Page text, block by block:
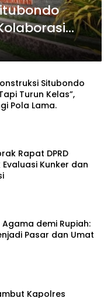
Kekuasaan
Situbondo
Turun Kelas”,
Pola Lama.
Rapat DPRD
Kunker dan
demi Rupiah:
Pasar dan Umat
Kapolres